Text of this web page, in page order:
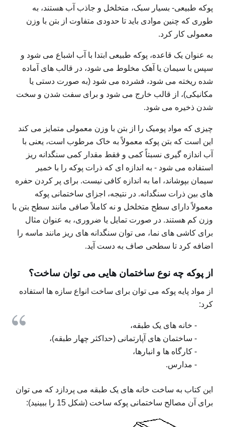
پوکه طبیعی- بسیار سبک، متخلخل و جاذب آب هستند، به
طوری که چنین موادی باید تا حدودی متفاوت از بتن با وزن
معمولی کار کرد.
به عنوان یک قاعده، پوکه طبیعی ابتدا با آب اشباع می شود و
سپس با سیمان یا آهک مخلوط می شود، در قالب های آماده
شده ریخته می شود، فشرده می شود (به صورت دستی یا
مکانیکی)، از قالب خارج می شود و برای سفت شدن و سخت
شدن ذخیره می شود.
چیزی که مواد پومیک را از بتن با وزن معمولی متمایز می کند
این است که بتن پوکه معمولاً به خاک مرطوب است، یعنی با
آب اندازه گیری نسبتاً کمی و فقط مقدار کمی سنگدانه ریز
استفاده می شود - به اندازه ای که ذرات پوکه را با خمیر
سیمان بپوشاند، اما به اندازه کافی نیست. برای پر کردن حفره
های بین ذرات سنگدانه. در نتیجه، اجزای ساختمانی پوکه
معمولاً دارای سطح متخلخل و نه کاملاً صافی مانند سطح بتن با
وزن کم هستند. در صورت تمایل یا ضروری، به عنوان مثال
برای کاشی های نما، می توان سنگدانه های ریز مانند ماسه را
اضافه کرد تا سطحی صاف به دست آید.
از پوکه چه نوع ساختمان هایی می توان ساخت؟
از مواد پایه پوکه می توان برای ساخت انواع سازه ها استفاده
کرد:
- خانه های یک طبقه،
- ساختمان های آپارتمانی (حداکثر چهار طبقه)،
- کارگاه ها و انبارها،
- مدارس.
این کتاب به ساخت خانه های یک طبقه می پردازد که می توان
برای آن مصالح ساختمانی پوکه ساخت (شکل 15 را ببینید):